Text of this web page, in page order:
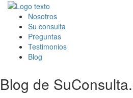
Nosotros
Su consulta
Preguntas
Testimonios
Blog
Blog de